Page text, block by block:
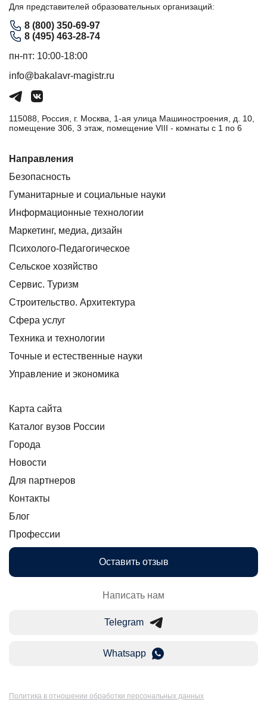
Для представителей образовательных организаций:
8 (800) 350-69-97
8 (495) 463-28-74
пн-пт: 10:00-18:00
info@bakalavr-magistr.ru
115088, Россия, г. Москва, 1-ая улица Машиностроения, д. 10,
помещение 306, 3 этаж, помещение VIII - комнаты с 1 по 6
Направления
Безопасность
Гуманитарные и социальные науки
Информационные технологии
Маркетинг, медиа, дизайн
Психолого-Педагогическое
Сельское хозяйство
Сервис. Туризм
Строительство. Архитектура
Сфера услуг
Техника и технологии
Точные и естественные науки
Управление и экономика
Карта сайта
Каталог вузов России
Города
Новости
Для партнеров
Контакты
Блог
Профессии
Оставить отзыв
Написать нам
Telegram
Whatsapp
Политика в отношении обработки персональных данных